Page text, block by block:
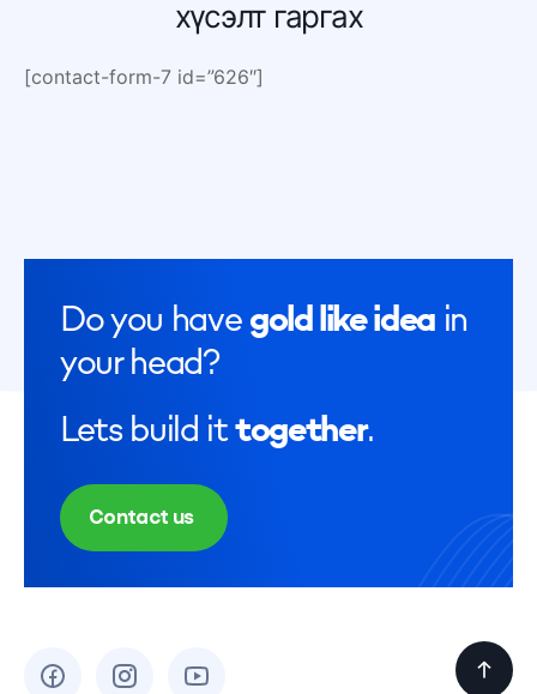
хүсэлт гаргах
[contact-form-7 id=”626″]
Do you havegold like idea in
your head?
Lets build ittogether.
Contact us